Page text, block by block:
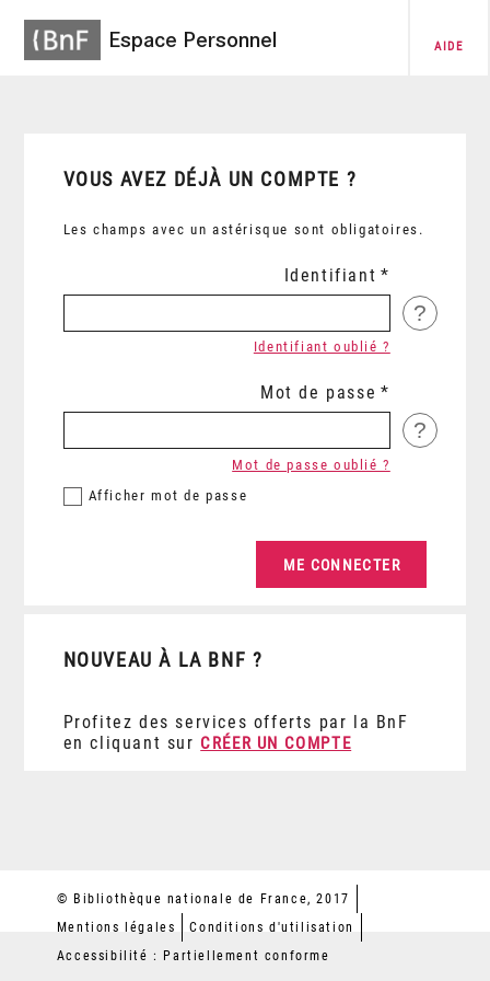
Espace Personnel AIDE
VOUS AVEZ DÉJÀ UN COMPTE ?
Les champs avec un astérisque sont obligatoires.
Identifiant
?
Identifiant oublié ?
Mot de passe
?
Afficher mot de passe
Mot de passe oublié ?
NOUVEAU À LA BNF ?
Profitez des services offerts par la BnF
en cliquant sur CRÉER UN COMPTE
© Bibliothèque nationale de France, 2017
Mentions légales
Conditions d'utilisation
Accessibilité : Partiellement conforme